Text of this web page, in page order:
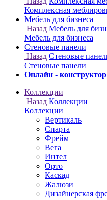
Онлайн - конструктор